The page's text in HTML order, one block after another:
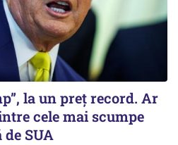
la un preț record. Ar
cele mai scumpe
SUA